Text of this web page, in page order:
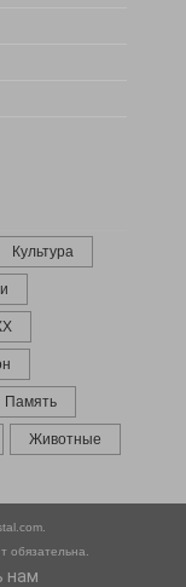
Культура
Память
Животные
обязательна.
нам